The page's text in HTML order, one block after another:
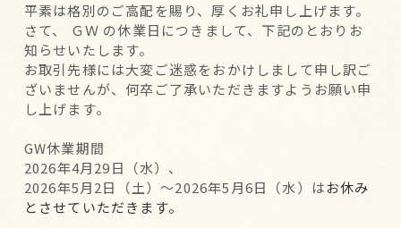
平素は格別のご高配を賜り、厚くお礼申し上げます。
さて、 ＧＷ の休業日につきまして、下記のとおりお
知らせいたします。
お取引先様には大変ご迷惑をおかけしまして申し訳ご
ざいませんが、何卒ご了承いただきますようお願い申
し上げます。
GW休業期間
2026年4月29日（水）、
2026年5月2日（土）～2026年5月6日（水）はお休み
とさせていただきます。